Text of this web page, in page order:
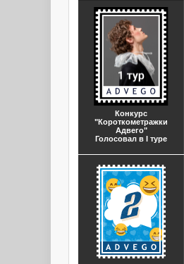
Конкурс
"Короткометражки
Адвего"
Голосовал в I туре